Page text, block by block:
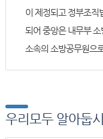
이 제정되고 정부조직
되어 중앙은 내무부 소
소속의 소방공무원으
우리모두 알아둡